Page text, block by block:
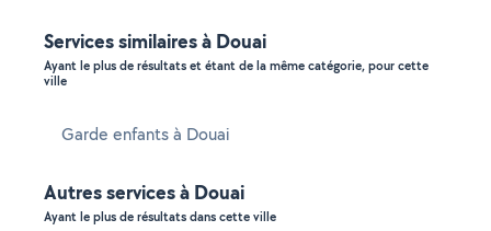
Services similaires à Douai
Ayant le plus de résultats et étant de la même catégorie, pour cette
ville
Garde enfants à Douai
Autres services à Douai
Ayant le plus de résultats dans cette ville